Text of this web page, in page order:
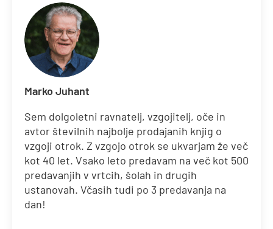
Marko Juhant
Sem dolgoletni ravnatelj, vzgojitelj, oče in
avtor številnih najbolje prodajanih knjig o
vzgoji otrok. Z vzgojo otrok se ukvarjam že več
kot 40 let. Vsako leto predavam na več kot 500
predavanjih v vrtcih, šolah in drugih
ustanovah. Včasih tudi po 3 predavanja na
dan!